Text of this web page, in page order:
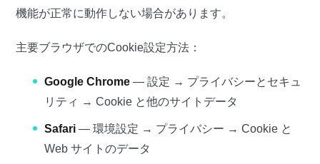
機能が正常に動作しない場合があります。
主要ブラウザでのCookie設定方法：
Google Chrome — 設定 → プライバシーとセキュ
リティ → Cookie と他のサイトデータ
Safari — 環境設定 → プライバシー → Cookie と
Web サイトのデータ